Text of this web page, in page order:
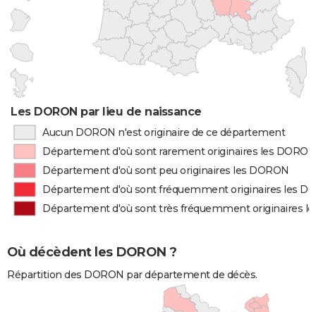
Les DORON par lieu de naissance
Aucun DORON n'est originaire de ce département
Département d'où sont rarement originaires les DORON
Département d'où sont peu originaires les DORON
Département d'où sont fréquemment originaires les
Département d'où sont très fréquemment originaires
Où décèdent les DORON ?
Répartition des DORON par département de décès.